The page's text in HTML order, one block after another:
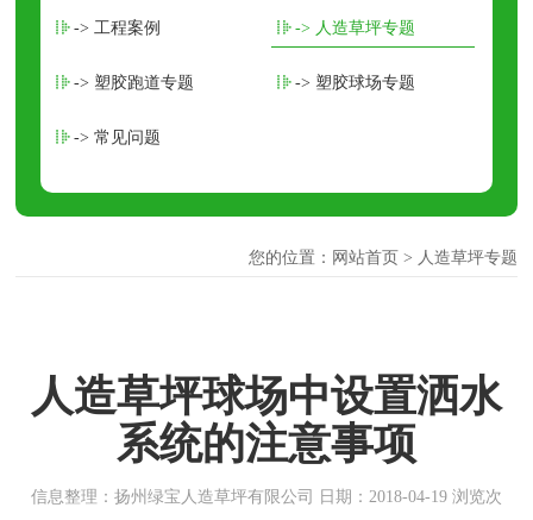
-> 工程案例 -> 人造草坪专题
-> 塑胶跑道专题 -> 塑胶球场专题
-> 常见问题
您的位置： 网站首页> 人造草坪专题
人造草坪球场中设置洒水
系统的注意事项
信息整理：扬州绿宝人造草坪有限公司 日期：2018-04-19 浏览次